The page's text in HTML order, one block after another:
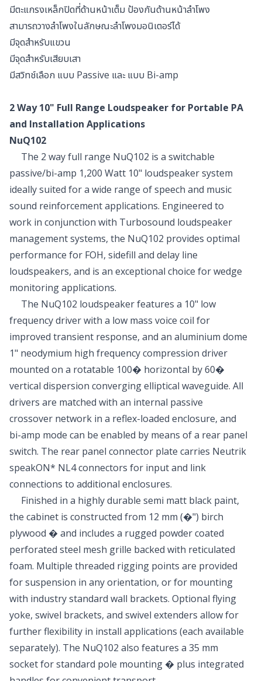
มีตะแกรงเหล็กปิดที่ด้านหน้าเต็ม ป้องกันด้านหน้าลำโพง
สามารถวางลำโพงในลักษณะลำโพงมอนิเตอร์ได้
มีจุดสำหรับแขวน
มีจุดสำหรับเสียบเสา
มีสวิทช์เลือก แบบ Passive และ แบบ Bi-amp
2 Way 10" Full Range Loudspeaker for Portable PA
and Installation Applications
NuQ102
The 2 way full range NuQ102 is a switchable
passive/bi-amp 1,200 Watt 10" loudspeaker system
ideally suited for a wide range of speech and music
sound reinforcement applications. Engineered to
work in conjunction with Turbosound loudspeaker
management systems, the NuQ102 provides optimal
performance for FOH, sidefill and delay line
loudspeakers, and is an exceptional choice for wedge
monitoring applications.
The NuQ102 loudspeaker features a 10" low
frequency driver with a low mass voice coil for
improved transient response, and an aluminium dome
1" neodymium high frequency compression driver
mounted on a rotatable 100� horizontal by 60�
vertical dispersion converging elliptical waveguide. All
drivers are matched with an internal passive
crossover network in a reflex-loaded enclosure, and
bi-amp mode can be enabled by means of a rear panel
switch. The rear panel connector plate carries Neutrik
speakON* NL4 connectors for input and link
connections to additional enclosures.
Finished in a highly durable semi matt black paint,
the cabinet is constructed from 12 mm (�") birch
plywood � and includes a rugged powder coated
perforated steel mesh grille backed with reticulated
foam. Multiple threaded rigging points are provided
for suspension in any orientation, or for mounting
with industry standard wall brackets. Optional flying
yoke, swivel brackets, and swivel extenders allow for
further flexibility in install applications (each available
separately). The NuQ102 also features a 35 mm
socket for standard pole mounting � plus integrated